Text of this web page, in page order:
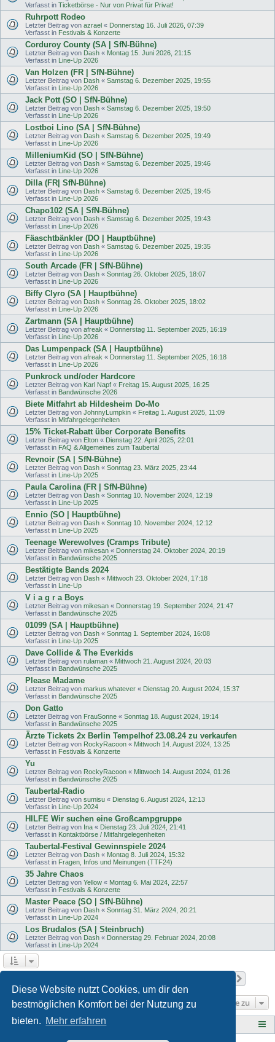
Diese Website nutzt Cookies, um dir den
bestmöglichen Komfort bei der Nutzung zu
bieten. Mehr erfahren
Verfasst in Ticketbörse - Nur von Privat für Privat!
Ruhrpott Rodeo
Letzter Beitrag von azrael « Donnerstag 16. Juli 2026, 07:39
Verfasst in Festivals & Konzerte
Corduroy County (SA | SfN-Bühne)
Letzter Beitrag von Dash « Montag 15. Juni 2026, 21:15
Verfasst in Line-Up 2026
Van Holzen (FR | SfN-Bühne)
Letzter Beitrag von Dash « Samstag 6. Dezember 2025, 19:55
Verfasst in Line-Up 2026
Jack Pott (SO | SfN-Bühne)
Letzter Beitrag von Dash « Samstag 6. Dezember 2025, 19:50
Verfasst in Line-Up 2026
Lostboi Lino (SA | SfN-Bühne)
Letzter Beitrag von Dash « Samstag 6. Dezember 2025, 19:49
Verfasst in Line-Up 2026
MilleniumKid (SO | SfN-Bühne)
Letzter Beitrag von Dash « Samstag 6. Dezember 2025, 19:46
Verfasst in Line-Up 2026
Dilla (FR| SfN-Bühne)
Letzter Beitrag von Dash « Samstag 6. Dezember 2025, 19:45
Verfasst in Line-Up 2026
Chapo102 (SA | SfN-Bühne)
Letzter Beitrag von Dash « Samstag 6. Dezember 2025, 19:43
Verfasst in Line-Up 2026
Fäaschtbänkler (DO | Hauptbühne)
Letzter Beitrag von Dash « Samstag 6. Dezember 2025, 19:35
Verfasst in Line-Up 2026
South Arcade (FR | SfN-Bühne)
Letzter Beitrag von Dash « Sonntag 26. Oktober 2025, 18:07
Verfasst in Line-Up 2026
Biffy Clyro (SA | Hauptbühne)
Letzter Beitrag von Dash « Sonntag 26. Oktober 2025, 18:02
Verfasst in Line-Up 2026
Zartmann (SA | Hauptbühne)
Letzter Beitrag von afreak « Donnerstag 11. September 2025, 16:19
Verfasst in Line-Up 2026
Das Lumpenpack (SA | Hauptbühne)
Letzter Beitrag von afreak « Donnerstag 11. September 2025, 16:18
Verfasst in Line-Up 2026
Punkrock und/oder Hardcore
Letzter Beitrag von Karl Napf « Freitag 15. August 2025, 16:25
Verfasst in Bandwünsche 2026
Biete Mitfahrt ab Hildesheim Do-Mo
Letzter Beitrag von JohnnyLumpkin « Freitag 1. August 2025, 11:09
Verfasst in Mitfahrgelegenheiten
15% Ticket-Rabatt über Corporate Benefits
Letzter Beitrag von Elton « Dienstag 22. April 2025, 22:01
Verfasst in FAQ & Allgemeines zum Taubertal
Revnoir (SA | SfN-Bühne)
Letzter Beitrag von Dash « Sonntag 23. März 2025, 23:44
Verfasst in Line-Up 2025
Paula Carolina (FR | SfN-Bühne)
Letzter Beitrag von Dash « Sonntag 10. November 2024, 12:19
Verfasst in Line-Up 2025
Ennio (SO | Hauptbühne)
Letzter Beitrag von Dash « Sonntag 10. November 2024, 12:12
Verfasst in Line-Up 2025
Teenage Werewolves (Cramps Tribute)
Letzter Beitrag von mikesan « Donnerstag 24. Oktober 2024, 20:19
Verfasst in Bandwünsche 2025
Bestätigte Bands 2024
Letzter Beitrag von Dash « Mittwoch 23. Oktober 2024, 17:18
Verfasst in Line-Up
V i a g r a Boys
Letzter Beitrag von mikesan « Donnerstag 19. September 2024, 21:47
Verfasst in Bandwünsche 2025
01099 (SA | Hauptbühne)
Letzter Beitrag von Dash « Sonntag 1. September 2024, 16:08
Verfasst in Line-Up 2025
Dave Collide & The Everkids
Letzter Beitrag von rulaman « Mittwoch 21. August 2024, 20:03
Verfasst in Bandwünsche 2025
Please Madame
Letzter Beitrag von markus.whatever « Dienstag 20. August 2024, 15:37
Verfasst in Bandwünsche 2025
Don Gatto
Letzter Beitrag von FrauSonne « Sonntag 18. August 2024, 19:14
Verfasst in Bandwünsche 2025
Ärzte Tickets 2x Berlin Tempelhof 23.08.24 zu verkaufen
Letzter Beitrag von RockyRacoon « Mittwoch 14. August 2024, 13:25
Verfasst in Festivals & Konzerte
Yu
Letzter Beitrag von RockyRacoon « Mittwoch 14. August 2024, 01:26
Verfasst in Bandwünsche 2025
Taubertal-Radio
Letzter Beitrag von sumisu « Dienstag 6. August 2024, 12:13
Verfasst in Line-Up 2024
HILFE Wir suchen eine Großcampgruppe
Letzter Beitrag von Ina « Dienstag 23. Juli 2024, 21:41
Verfasst in Kontaktbörse / Mitfahrgelegenheiten
Taubertal-Festival Gewinnspiele 2024
Letzter Beitrag von Dash « Montag 8. Juli 2024, 15:32
Verfasst in Fragen, Infos und Meinungen (TTF24)
35 Jahre Chaos
Letzter Beitrag von Yellow « Montag 6. Mai 2024, 22:57
Verfasst in Festivals & Konzerte
Master Peace (SO | SfN-Bühne)
Letzter Beitrag von Dash « Sonntag 31. März 2024, 20:21
Verfasst in Line-Up 2024
Los Brudalos (SA | Steinbruch)
Letzter Beitrag von Dash « Donnerstag 29. Februar 2024, 20:08
Verfasst in Line-Up 2024
Gehe zu
Tauberplanscher-Forum.de